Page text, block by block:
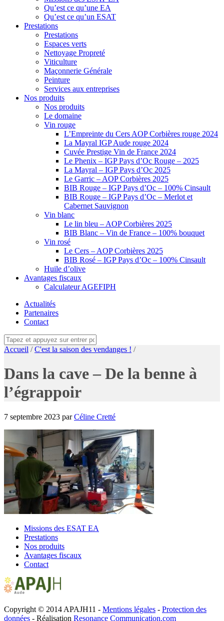
Qu’est ce qu’une EA
Qu’est ce qu’un ESAT
Prestations
Prestations
Espaces verts
Nettoyage Propreté
Viticulture
Maçonnerie Générale
Peinture
Services aux entreprises
Nos produits
Nos produits
Le domaine
Vin rouge
L’Empreinte du Cers AOP Corbières rouge 2024
La Mayral IGP Aude rouge 2024
Cuvée Prestige Vin de France 2024
Le Phenix – IGP Pays d’Oc Rouge – 2025
La Mayral – IGP Pays d’Oc 2025
Le Garric – AOP Corbières 2025
BIB Rouge – IGP Pays d’Oc – 100% Cinsault
BIB Rouge – IGP Pays d’Oc – Merlot et
Cabernet Sauvignon
Vin blanc
Le lin bleu – AOP Corbières 2025
BIB Blanc – Vin de France – 100% bouquet
Vin rosé
Le Cers – AOP Corbières 2025
BIB Rosé – IGP Pays d’Oc – 100% Cinsault
Huile d’olive
Avantages fiscaux
Calculateur AGEFIPH
Actualités
Partenaires
Contact
Accueil /C'est la saison des vendanges ! /
Dans la cave – De la benne à
l’égrappoir
7 septembre 2023 parCéline Cretté
Missions des ESAT EA
Prestations
Nos produits
Avantages fiscaux
Contact
Copyright © 2014 APAJH11 - Mentions légales - Protection des
données - Réalisation Resonance Communication.com